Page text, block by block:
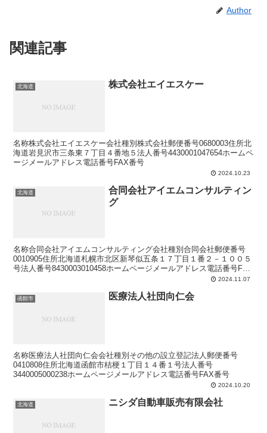
Author
関連記事
北海道 株式会社エイエスケー
名称株式会社エイエスケー会社種別株式会社郵便番号0680003住所北
海道岩見沢市三条東７丁目４番地５法人番号4430001047654ホームペ
ージメールアドレス電話番号FAX番号
2024.10.23
北海道
合同会社アイエムコンサルティン
グ
名称合同会社アイエムコンサルティング会社種別合同会社郵便番号
0010905住所北海道札幌市北区新琴似五条１７丁目１番２－１００５
号法人番号8430003010458ホームページメールアドレス電話番号FAX
2024.11.07
函館市 医療法人社団向仁会
名称医療法人社団向仁会会社種別その他の設立登記法人郵便番号
0410808住所北海道函館市桔梗１丁目１４番１号法人番号
3440005000238ホームページメールアドレス電話番号FAX番号
2024.10.20
北海道 ニシダ自動車販売有限会社